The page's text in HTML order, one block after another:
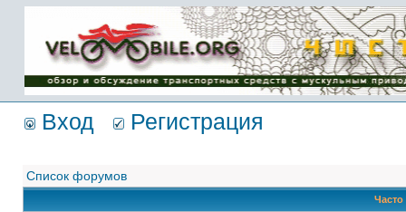
Имя пользователя:
Пароль:
{ LOG_ME_IN_SHORT
}
Вход Регистрация
Список форумов